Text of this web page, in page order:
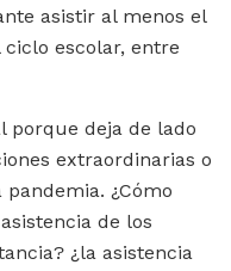
asistir al menos el
escolar, entre
porque deja de lado
extraordinarias o
¿Cómo
de los
¿la asistencia